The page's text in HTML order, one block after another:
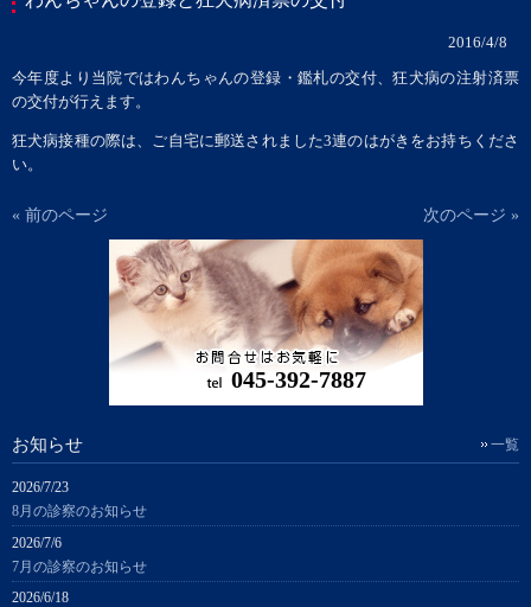
2016/4/8
今年度より当院ではわんちゃんの登録・鑑札の交付、狂犬病の注射済票
の交付が行えます。
狂犬病接種の際は、ご自宅に郵送されました3連のはがきをお持ちくださ
い。
« 前のページ 次のページ »
045-392-7887
お知らせ 一覧
2026/7/23
8月の診察のお知らせ
2026/7/6
7月の診察のお知らせ
2026/6/18